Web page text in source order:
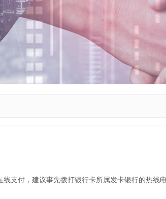
线支付，建议事先拨打银行卡所属发卡银行的热